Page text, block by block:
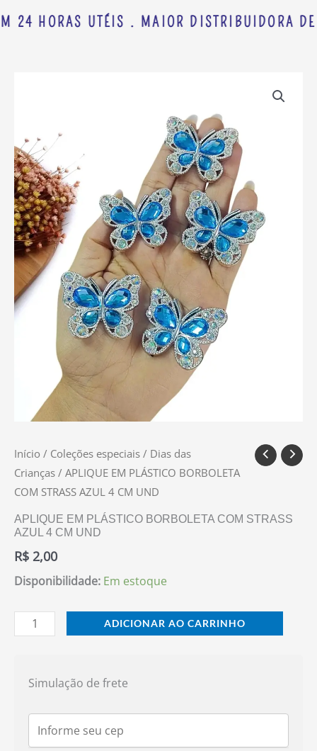
24 HORAS UTÉIS . MAIOR DISTRIBUIDORA
Início / Coleções especiais / Dias das
Crianças / APLIQUE EM PLÁSTICO BORBOLETA
COM STRASS AZUL 4 CM UND
APLIQUE EM PLÁSTICO BORBOLETA COM STRASS
AZUL 4 CM UND
R$ 2,00
Disponibilidade: Em estoque
BORBOLETA
COM
STRASS
AZUL
4
CM
UND
quantidade
ADICIONAR AO CARRINHO
Simulação de frete